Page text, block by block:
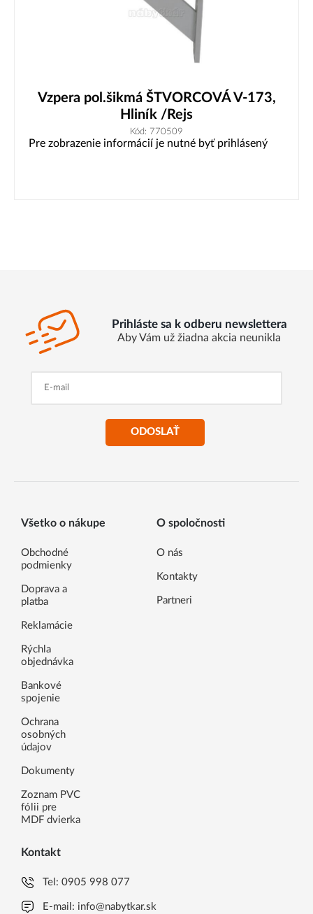
Vzpera pol.šikmá ŠTVORCOVÁ V-173,
Hliník /Rejs
Kód: 770509
Pre zobrazenie informácií je nutné byť prihlásený
Prihláste sa k odberu newslettera
Aby Vám už žiadna akcia neunikla
ODOSLAŤ
Všetko o nákupe
Obchodné
podmienky
Doprava a
platba
Reklamácie
Rýchla
objednávka
Bankové
spojenie
Ochrana
osobných
údajov
Dokumenty
Zoznam PVC
fólii pre
MDF dvierka
O spoločnosti
O nás
Kontakty
Partneri
Kontakt
Tel:0905 998 077
E-mail: info@nabytkar.sk